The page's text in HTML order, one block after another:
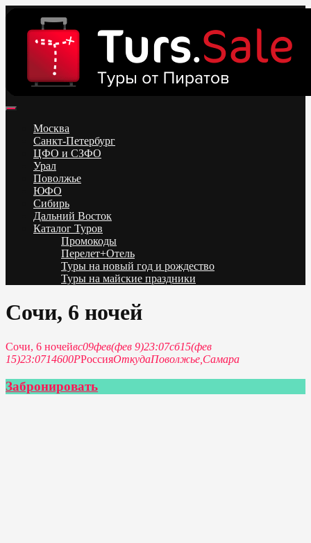
content
Низкие цены на путевки 3-7-10 ночей все включено, отдых на
море. Распродажа экскурсионных и горнолыжных туров.
Обновление каждый день. Официальный сайт Тур Сейл
Москва
Санкт-Петербург
ЦФО и СЗФО
Урал
Поволжье
ЮФО
Сибирь
Дальний Восток
Каталог Туров
Промокоды
Перелет+Отель
Туры на новый год и рождество
Туры на майские праздники
Сочи, 6 ночей
Сочи, 6 ночейвс09фев(фев 9)23:07сб15(фев
15)23:0714600РРоссияОткудаПоволжье, Самара
Забронировать